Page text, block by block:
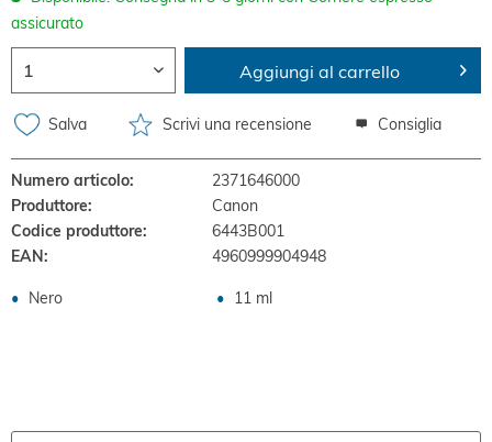
assicurato
Aggiungi al carrello
Salva Scrivi una recensione Consiglia
Numero articolo:
2371646000
Produttore:
Canon
Codice produttore:
6443B001
EAN:
4960999904948
Nero 11 ml